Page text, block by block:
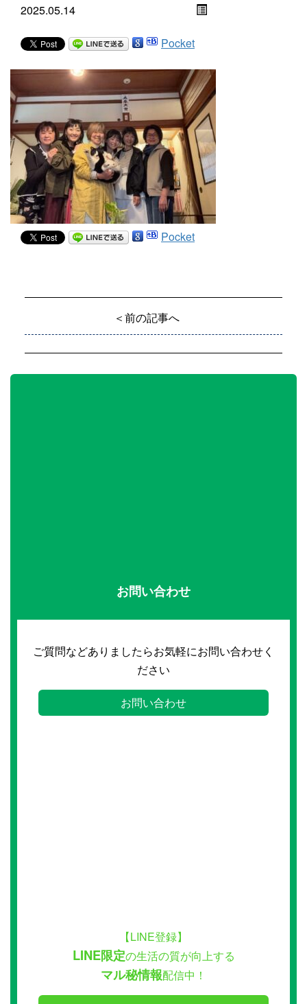
2025.05.14
Pocket
Pocket
＜前の記事へ
お問い合わせ
ご質問などありましたらお気軽にお問い合わせく
ださい
お問い合わせ
【LINE登録】
LINE限定の生活の質が向上する
マル秘情報配信中！